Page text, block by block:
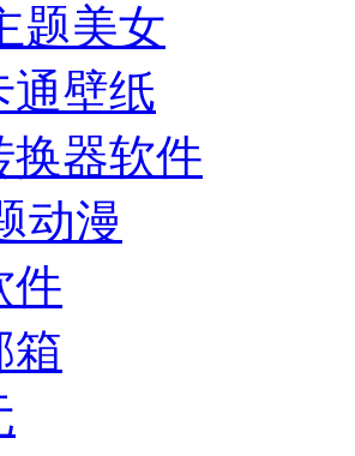
题美女
通壁纸
换器软件
动漫
件
箱